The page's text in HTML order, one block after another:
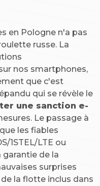
en Pologne n'a pas
russe. La
nos smartphones,
que c'est
qui se révèle le
une sanction e-
Le passage à
les fiables
1STEL/LTE ou
garantie de la
surprises
la flotte inclus dans